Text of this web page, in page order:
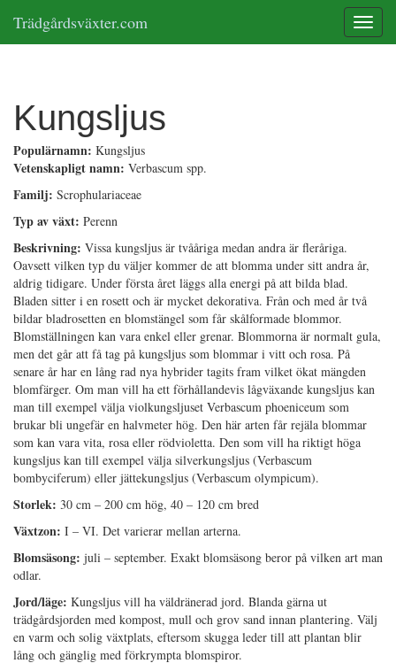
Trädgårdsväxter.com
Kungsljus
Populärnamn: Kungsljus
Vetenskapligt namn: Verbascum spp.
Familj: Scrophulariaceae
Typ av växt: Perenn
Beskrivning: Vissa kungsljus är tvååriga medan andra är fleråriga.
Oavsett vilken typ du väljer kommer de att blomma under sitt andra år,
aldrig tidigare. Under första året läggs alla energi på att bilda blad.
Bladen sitter i en rosett och är mycket dekorativa. Från och med år två
bildar bladrosetten en blomstängel som får skålformade blommor.
Blomställningen kan vara enkel eller grenar. Blommorna är normalt gula,
men det går att få tag på kungsljus som blommar i vitt och rosa. På
senare år har en lång rad nya hybrider tagits fram vilket ökat mängden
blomfärger. Om man vill ha ett förhållandevis lågväxande kungsljus kan
man till exempel välja violkungsljuset Verbascum phoeniceum som
brukar bli ungefär en halvmeter hög. Den här arten får rejäla blommar
som kan vara vita, rosa eller rödvioletta. Den som vill ha riktigt höga
kungsljus kan till exempel välja silverkungsljus (Verbascum
bombyciferum) eller jättekungsljus (Verbascum olympicum).
Storlek: 30 cm – 200 cm hög, 40 – 120 cm bred
Växtzon: I – VI. Det varierar mellan arterna.
Blomsäsong: juli – september. Exakt blomsäsong beror på vilken art man
odlar.
Jord/läge: Kungsljus vill ha väldränerad jord. Blanda gärna ut
trädgårdsjorden med kompost, mull och grov sand innan plantering. Välj
en varm och solig växtplats, eftersom skugga leder till att plantan blir
lång och gänglig med förkrympta blomspiror.